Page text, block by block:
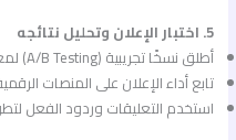
5. اختبار الإعلان وتحليل نتائجه
أطلق نسخًا تجريبية (A/B Testing) لمعرفة أي صيغة تحقق تفاعلًا أعلى.
تابع أداء الإعلان على المنصات
استخدم التعليقات وردود الفعل